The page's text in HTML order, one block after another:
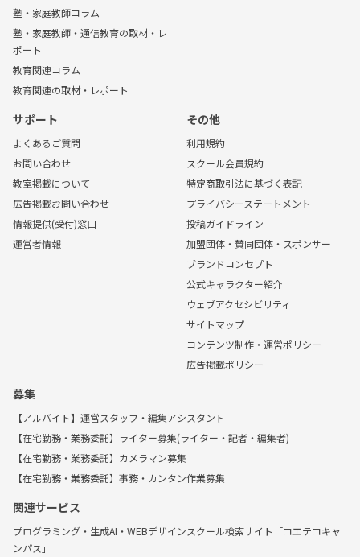
塾・家庭教師コラム
塾・家庭教師・通信教育の取材・レ
ポート
教育関連コラム
教育関連の取材・レポート
サポート
よくあるご質問
お問い合わせ
教室掲載について
広告掲載お問い合わせ
情報提供(受付)窓口
運営者情報
その他
利用規約
スクール会員規約
特定商取引法に基づく表記
プライバシーステートメント
投稿ガイドライン
加盟団体・賛同団体・スポンサー
ブランドコンセプト
公式キャラクター紹介
ウェブアクセシビリティ
サイトマップ
コンテンツ制作・運営ポリシー
広告掲載ポリシー
募集
【アルバイト】運営スタッフ・編集アシスタント
【在宅勤務・業務委託】ライター募集(ライター・記者・編集者)
【在宅勤務・業務委託】カメラマン募集
【在宅勤務・業務委託】事務・カンタン作業募集
関連サービス
プログラミング・生成AI・WEBデザインスクール検索サイト「コエテコキャ
ンパス」